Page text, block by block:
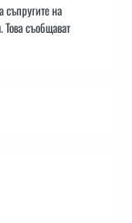
на
съобщават